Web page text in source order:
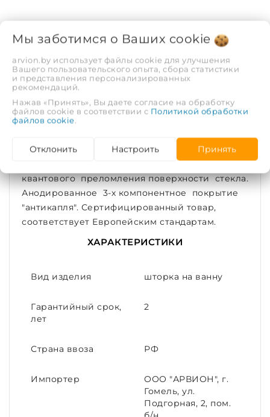
Описание Отзывы
Стекло прозрачное марки М-1, толщина стекла
8 мм. Глубокий черный цвет матового
напыления. Каркас из высокоуглеродистой
композиционной стали. Гидрозатворные
элементы соединений. Высоколегированная
сталь в элементах изделия. Технология
квантового преломления поверхности стекла.
Анодированное 3-х компонентное покрытие
"антикапля". Сертифицированный товар,
соответствует Европейским стандартам.
ХАРАКТЕРИСТИКИ
Вид изделия шторка на ванну
Гарантийный срок,
лет
2
Страна ввоза РФ
Импортер
ООО "АРВИОН", г.
Гомель, ул.
Подгорная, 2, пом.
Мы заботимся о Ваших cookie
arvion.by использует файлы cookie для улучшения
Вашего пользовательского опыта, сбора статистики
и представления персонализированных
рекомендаций.
Нажав «Принять», Вы даете согласие на обработку
файлов cookie в соответствии с Политикой обработки
файлов cookie.
Отклонить Настроить Принять